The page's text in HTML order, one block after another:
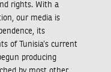
rights. With a
our media is
its
of Tunisia’s current
producing